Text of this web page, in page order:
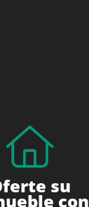
su
con